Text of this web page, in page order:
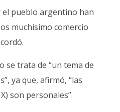
el pueblo argentino han
muchísimo comercio
se trata de “un tema de
ya que, afirmó, “las
son personales”.